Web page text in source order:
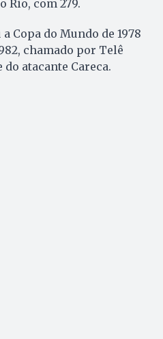
Rio, com 279.
Copa do Mundo de 1978
chamado por Telê
atacante Careca.